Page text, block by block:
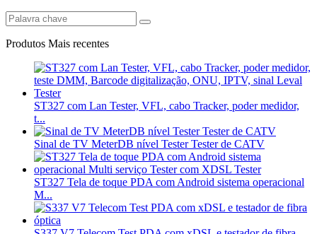
Produtos Mais recentes
ST327 com Lan Tester, VFL, cabo Tracker, poder medidor,
t...
Sinal de TV MeterDB nível Tester Tester de CATV
ST327 Tela de toque PDA com Android sistema operacional
M...